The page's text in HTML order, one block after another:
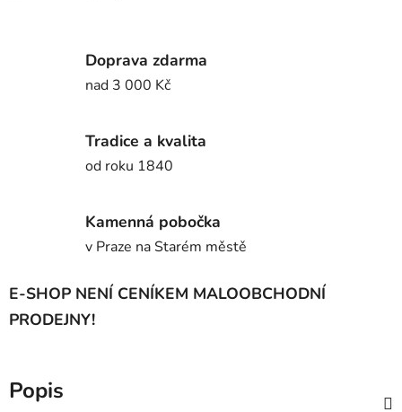
Doprava zdarma
nad 3 000 Kč
Tradice a kvalita
od roku 1840
Kamenná pobočka
v Praze na Starém městě
E-SHOP NENÍ CENÍKEM MALOOBCHODNÍ
PRODEJNY!
Popis